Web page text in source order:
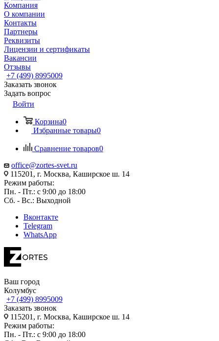
Компания
О компании
Контакты
Партнеры
Реквизиты
Лицензии и сертификаты
Вакансии
Отзывы
+7 (499) 8995009
Заказать звонок
Задать вопрос
Войти
Корзина0
Избранные товары0
Сравнение товаров0
office@zortes-svet.ru
115201, г. Москва, Каширское ш. 14
Режим работы:
Пн. - Пт.: с 9:00 до 18:00
Сб. - Вс.: Выходной
Вконтакте
Telegram
WhatsApp
Ваш город
Колумбус
+7 (499) 8995009
Заказать звонок
115201, г. Москва, Каширское ш. 14
Режим работы:
Пн. - Пт.: с 9:00 до 18:00